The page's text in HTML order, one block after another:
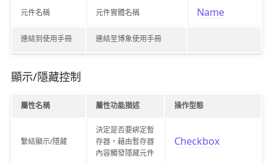
元件名稱 元件實體名稱 Name
連結到使用手冊 連結至博象使用手冊
顯示/隱藏控制
屬性名稱 屬性功能描述 操作型態
繫結顯示/隱藏
決定是否要綁定暫
存器，藉由暫存器
內容觸發隱藏元件
Checkbox